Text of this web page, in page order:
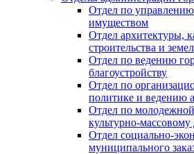
Отдел по
имуществом
Отдел архитектуры,
строительства и
Отдел по ведению
благоустройству
Отдел по
политике и ведению
Отдел по
культурно-
Отдел социально-
муниципального